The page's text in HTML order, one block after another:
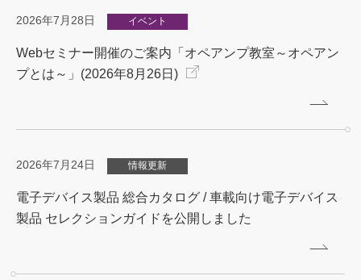
2026年7月28日 イベント
Webセミナー開催のご案内「オペアンプ教室～オペアン
プとは～」(2026年8月26日)
2026年7月24日 情報更新
電子デバイス製品 総合カタログ / 車載向け電子デバイス
製品 セレクションガイドを公開しました